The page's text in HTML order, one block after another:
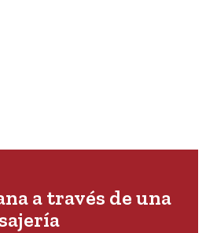
a través de una